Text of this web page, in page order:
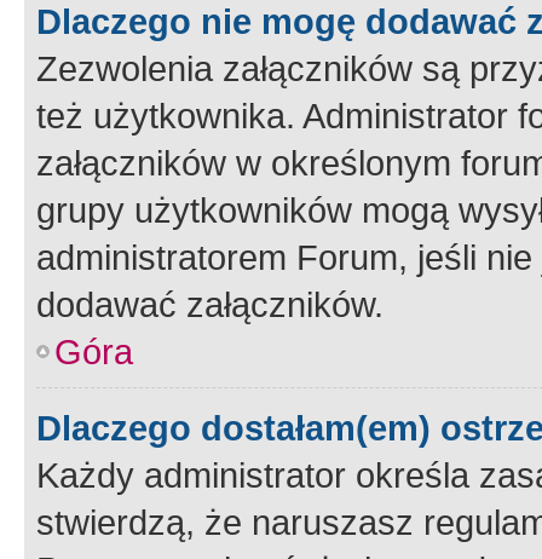
Dlaczego nie mogę dodawać
Zezwolenia załączników są
też użytkownika. Administrator
załączników w określonym
grupy użytkowników mogą
administratorem Forum, jeśli
dodawać załączników.
Góra
Dlaczego dostałam(em)
Każdy administrator określa
stwierdzą, że naruszasz